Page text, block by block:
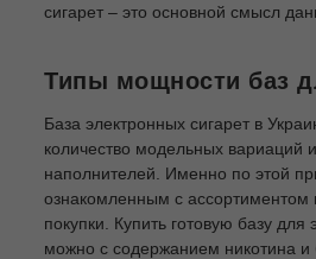
сигарет – это основной смысл
Типы мощности баз
База электронных сигарет в
количество модельных вариаций
наполнителей. Именно по этой
ознакомленным с
покупки. Купить готовую базу для
можно с содержанием никотина и